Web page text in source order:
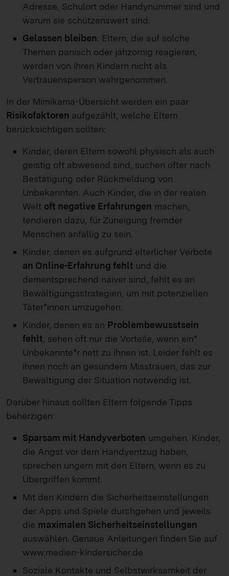
Adresse, Schulort oder Handynummer sind und
warum sie schützenswert sind.
Gelassen bleiben: Eltern, die auf solche
Themen panisch oder jähzornig reagieren,
werden von ihren Kindern nicht als
Vertrauensperson wahrgenommen.
In der Mimikama-Übersicht werden ein paar
Risikofaktoren aufgezählt, welche Eltern
berücksichtigen sollten:
Kinder, deren Eltern sowohl physisch als auch
geistig oft abwesend sind, suchen öfter nach
Bestätigung oder Rückmeldung von
Unbekannten. Auch Kinder, die in der realen
Welt oft negative Erfahrungen machen,
tendieren dazu, für Zuneigung fremder
Menschen anfällig zu sein.
Kinder, denen es aufgrund elterlicher Verbote
an Online-Erfahrung fehlt und die
dementsprechend naiver sind, fehlt es an
Bewältigungsstrategien, um mit potenziellen
Täter*innen umzugehen.
Kinder, denen es an Problembewusstsein
fehlt , sehen oft nur die Vorteile, wenn ein*
Unbekannte*r nett zu ihnen ist. Leider fehlt es
ihnen noch an gesundem Misstrauen, das zur
Bewältigung der Situation notwendig ist.
Darüber hinaus sollten Eltern folgende Tipps
beherzigen:
Sparsam mit Handyverboten umgehen. Kinder,
die Angst vor dem Handyentzug haben,
sprechen ungern mit den Eltern, wenn es zu
Übergriffen kommt.
Mit den Kindern die Sicherheitseinstellungen
der Apps und Spiele durchgehen und jeweils
die maximalen Sicherheitseinstellungen
auswählen. Genaue Anleitungen finden Sie auf
www.medien-kindersicher.de
Soziale Kontakte und Selbstwirksamkeit der